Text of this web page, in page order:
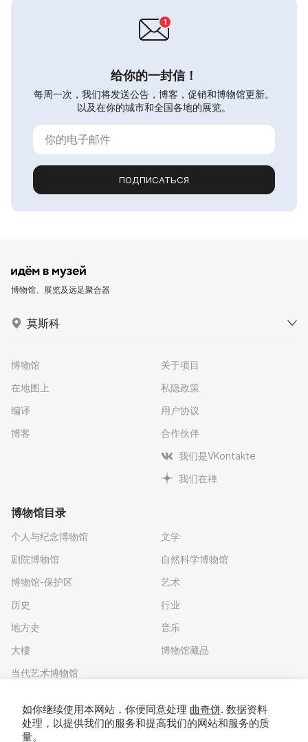
给你的一封信！
每周一次，我们将发送公告，博客，促销和博物馆更新。
以及在你的城市和全国各地的展览。
ПОДПИСАТЬСЯ
博物馆、展览及远足聚合器
莫斯科
博物馆
在地图上
编译
博客
关于项目
私隐政策
用户协议
合作伙伴
我们是VKontakte
我们在禅
博物馆目录
个人与纪念博物馆
剧院博物馆
博物馆-保护区
历史
地方史
大樓
当代艺术博物馆
文学
自然科学博物馆
艺术
行业
音乐
博物馆藏品
如你继续使用本网站，你便同意处理 曲奇饼. 数据资料
处理，以提供我们的服务和提高我们的网站和服务的质
量。